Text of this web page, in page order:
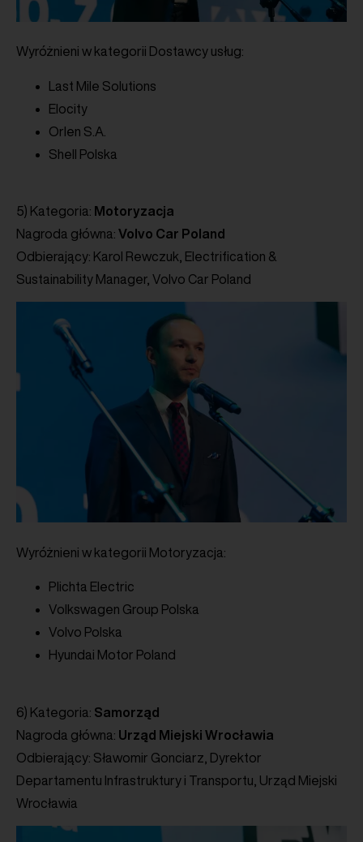
Wyróżnieni w kategorii Dostawcy usług:
Last Mile Solutions
Elocity
Orlen S.A.
Shell Polska
5) Kategoria: Motoryzacja
Nagroda główna: Volvo Car Poland
Odbierający: Karol Rewczuk, Electrification &
Sustainability Manager, Volvo Car Poland
Wyróżnieni w kategorii Motoryzacja:
Plichta Electric
Volkswagen Group Polska
Volvo Polska
Hyundai Motor Poland
6) Kategoria: Samorząd
Nagroda główna: Urząd Miejski Wrocławia
Odbierający: Sławomir Gonciarz, Dyrektor
Departamentu Infrastruktury i Transportu, Urząd Miejski
Wrocławia